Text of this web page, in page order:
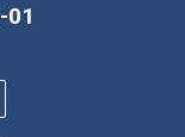
01